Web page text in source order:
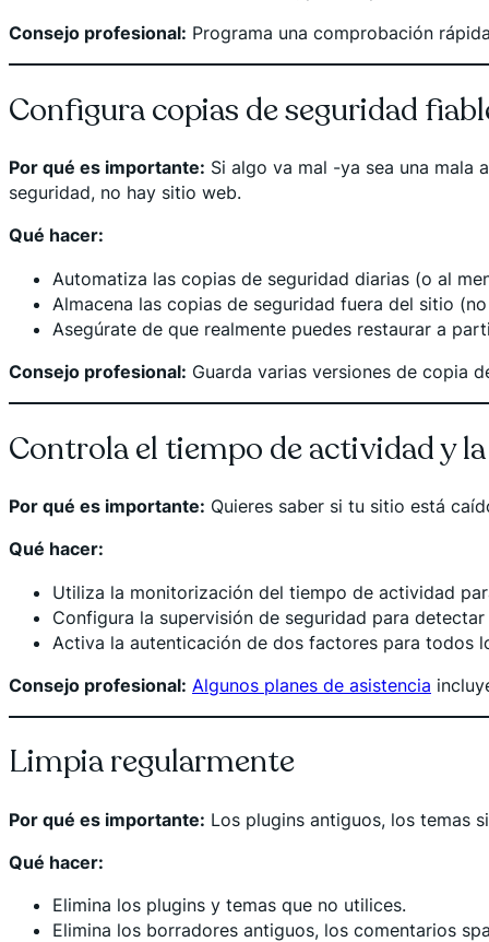
Consejo profesional: Programa una comprobación
Configura copias de seguridad
Por qué es importante: Si algo va mal -ya sea una mala
seguridad, no hay sitio web.
Qué hacer:
Automatiza las copias de seguridad diarias (o al
Almacena las copias de seguridad fuera del sitio
Asegúrate de que realmente puedes restaurar a
Consejo profesional: Guarda varias versiones de copia
Controla el tiempo de actividad y
Por qué es importante: Quieres saber si tu sitio está
Qué hacer:
Utiliza la monitorización del tiempo de actividad
Configura la supervisión de seguridad para
Activa la autenticación de dos factores para todos
Consejo profesional: Algunos planes de asistencia
Limpia regularmente
Por qué es importante: Los plugins antiguos, los temas
Qué hacer:
Elimina los plugins y temas que no utilices.
Elimina los borradores antiguos, los comentarios